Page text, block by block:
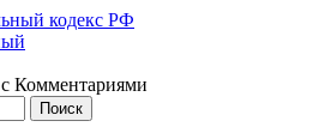
Комментариями